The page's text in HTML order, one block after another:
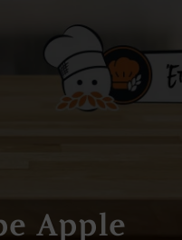
Apple